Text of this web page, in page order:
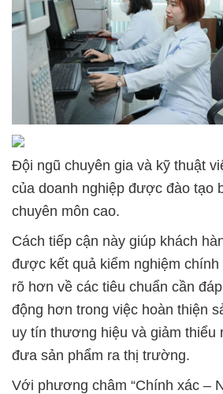
Đội ngũ chuyên gia và kỹ thuật
của doanh nghiệp được đào tạo
chuyên môn cao.
Cách tiếp cận này giúp khách
được kết quả kiểm nghiệm chính
rõ hơn về các tiêu chuẩn cần
động hơn trong việc hoàn thiện
uy tín thương hiệu và giảm thiểu
đưa sản phẩm ra thị trường.
Với phương châm “Chính xác –